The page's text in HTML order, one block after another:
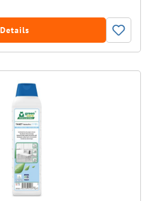
Details